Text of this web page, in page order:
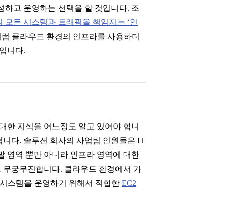
고 운영하는 선택을 할 것입니다. 조
모든 시스템과 트래픽을 책임지는 ‘인
클라우드 환경의 인프라를 사용하더
니다.
한 지식을 어느정도 알고 있어야 합니
다. 솔루션 회사의 사업팀 인원들은 IT
영역 뿐만 아니라 인프라 영역에 대한
궁무진합니다. 클라우드 환경에서 가
스템을 운영하기 위해서 적합한 EC2